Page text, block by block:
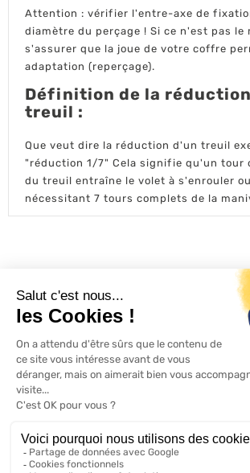
Attention : vérifier l'entre-axe de
diamètre du perçage ! Si ce n'est pas le
s'assurer que la joue de votre coffre
adaptation (reperçage).
Définition de la
treuil :
Que veut dire la réduction d'un treuil
"réduction 1/7" Cela signifie qu'un tour
du treuil entraîne le volet à s'enrouler
nécessitant 7 tours complets de la
SERVICES
INFORMATIONS
A propos de 100% volets roulant